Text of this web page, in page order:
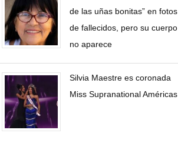
de las uñas bonitas” en fotos
de fallecidos, pero su cuerpo
no aparece
Silvia Maestre es coronada
Miss Supranational Américas